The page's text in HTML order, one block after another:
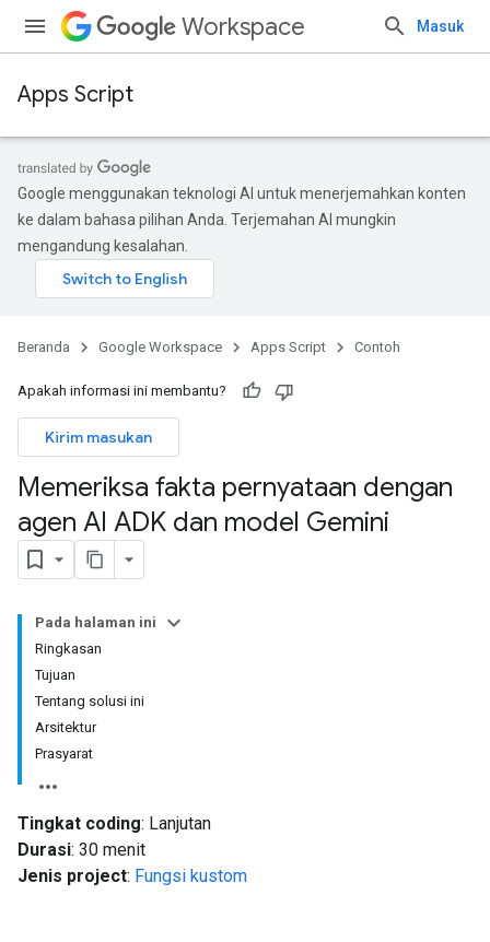
Workspace Masuk
Apps Script
Google menggunakan teknologi AI untuk menerjemahkan konten
ke dalam bahasa pilihan Anda. Terjemahan AI mungkin
mengandung kesalahan.
Beranda Google Workspace Apps Script Contoh
Apakah informasi ini membantu?
Kirim masukan
Memeriksa fakta pernyataan dengan
agen AI ADK dan model Gemini
Pada halaman ini
Ringkasan
Tujuan
Tentang solusi ini
Arsitektur
Prasyarat
Tingkat coding: Lanjutan
Durasi: 30 menit
Jenis project: Fungsi kustom